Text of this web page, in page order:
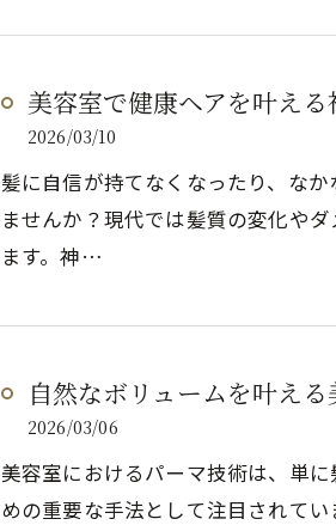
美容室で健康ヘアを叶え
2026/03/10
髪に自信が持てなくなったり、な
ませんか？現代では髪質の変化や
ます。神…
自然なボリュームを叶え
2026/03/06
美容室におけるパーマ技術は、単
めの重要な手法として注目されて